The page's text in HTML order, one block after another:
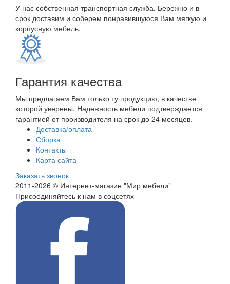
У нас собственная транспортная служба. Бережно и в
срок доставим и соберем понравившуюся Вам мягкую и
корпусную мебель.
Гарантия качества
Мы предлагаем Вам только ту продукцию, в качестве
которой уверены. Надежность мебели подтверждается
гарантией от производителя на срок до 24 месяцев.
Доставка/оплата
Сборка
Контакты
Карта сайта
Заказать звонок
2011-2026 © Интернет-магазин "Мир мебели"
Присоединяйтесь к нам в соцсетях